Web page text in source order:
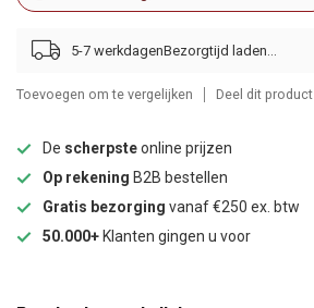
5-7 werkdagen
Toevoegen om te vergelijken Deel dit product
De scherpsteonline prijzen
Op rekening B2B bestellen
Gratis bezorging vanaf €250 ex. btw
50.000+ Klanten gingen u voor